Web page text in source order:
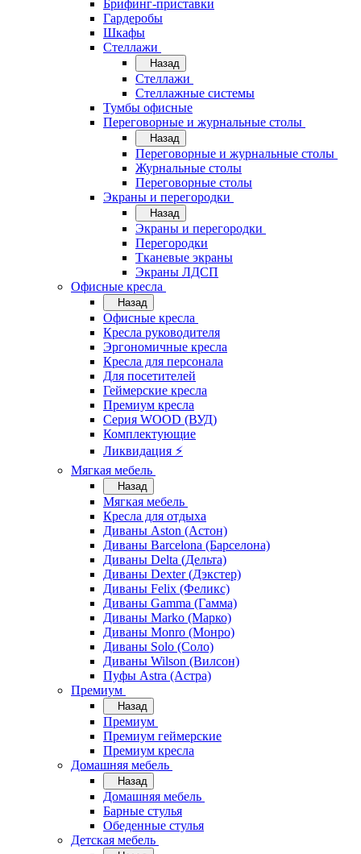
Брифинг-приставки
Гардеробы
Шкафы
Стеллажи
Назад
Стеллажи
Стеллажные системы
Тумбы офисные
Переговорные и журнальные столы
Назад
Переговорные и журнальные столы
Журнальные столы
Переговорные столы
Экраны и перегородки
Назад
Экраны и перегородки
Перегородки
Тканевые экраны
Экраны ЛДСП
Офисные кресла
Назад
Офисные кресла
Кресла руководителя
Эргономичные кресла
Кресла для персонала
Для посетителей
Геймерские кресла
Премиум кресла
Серия WOOD (ВУД)
Комплектующие
Ликвидация ⚡
Мягкая мебель
Назад
Мягкая мебель
Кресла для отдыха
Диваны Aston (Астон)
Диваны Barcelona (Барселона)
Диваны Delta (Дельта)
Диваны Dexter (Дэкстер)
Диваны Felix (Феликс)
Диваны Gamma (Гамма)
Диваны Marko (Марко)
Диваны Monro (Монро)
Диваны Solo (Соло)
Диваны Wilson (Вилсон)
Пуфы Astra (Астра)
Премиум
Назад
Премиум
Премиум геймерские
Премиум кресла
Домашняя мебель
Назад
Домашняя мебель
Барные стулья
Обеденные стулья
Детская мебель